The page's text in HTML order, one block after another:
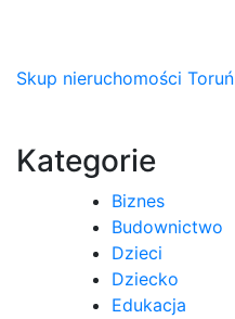
Nawigacja
Skup nieruchomości Toruń
Kategorie
Biznes
Budownictwo
Dzieci
Dziecko
Edukacja